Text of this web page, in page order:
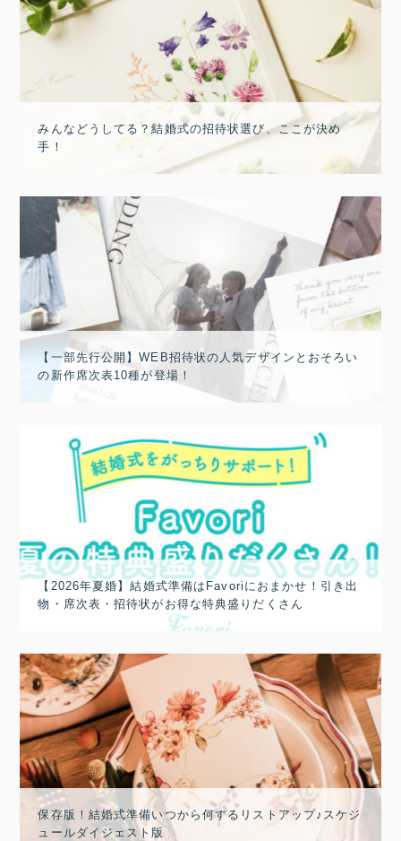
みんなどうしてる？結婚式の招待状選び、ここが決め
手！
【一部先行公開】WEB招待状の人気デザインとおそろい
の新作席次表10種が登場！
【2026年夏婚】結婚式準備はFavoriにおまかせ！引き出
物・席次表・招待状がお得な特典盛りだくさん
保存版！結婚式準備いつから何するリストアップ♪スケジ
ュールダイジェスト版